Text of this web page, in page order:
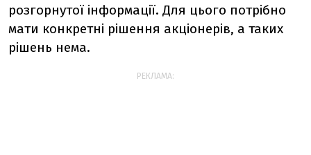
розгорнутої інформації. Для цього потрібно
мати конкретні рішення акціонерів, а таких
рішень нема.
РЕКЛАМА: